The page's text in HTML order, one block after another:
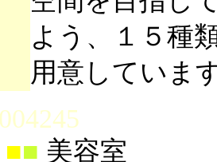
よう、１５種
用意しています
■ 美容室